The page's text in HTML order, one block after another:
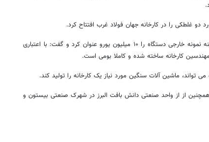
دو غلطکی را در کارخانه جهان فولاد غرب افتتاح کرد.
مدیر این خط تولید در حاشیه این بازدید، هزینه نمونه خارجی دستگاه را ۱۰ میلیون یورو عنوان کرد و گفت: با اعتباری
کارخانه ساخته شده و کاملا بومی است.
می تواند، ماشین آلات سنگین مورد نیاز یک کارخانه را تولید کند.
از از واحد صنعتی دانش بافت البرز در شهرک صنعتی بیستون و